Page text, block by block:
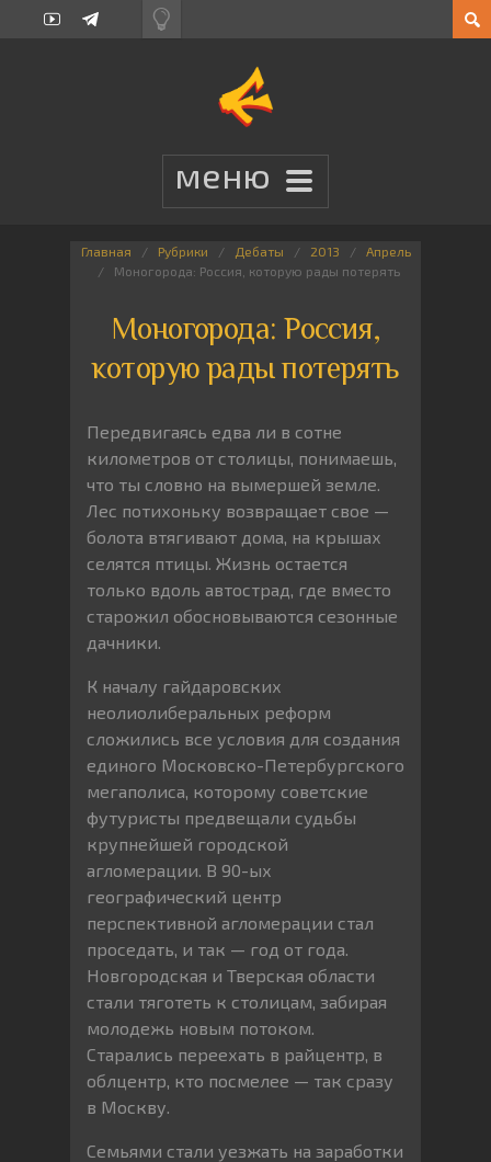
Главная Рубрики Дебаты 2013
Апрель
Моногорода: Россия, которую рады потерять
Моногорода: Россия,
которую рады потерять
Передвигаясь едва ли в сотне
километров от столицы, понимаешь,
что ты словно на вымершей земле.
Лес потихоньку возвращает свое —
болота втягивают дома, на крышах
селятся птицы. Жизнь остается
только вдоль автострад, где вместо
старожил обосновываются сезонные
дачники.
К началу гайдаровских
неолиолиберальных реформ
сложились все условия для создания
единого Московско-Петербургского
мегаполиса, которому советские
футуристы предвещали судьбы
крупнейшей городской
агломерации. В 90-ых
географический центр
перспективной агломерации стал
проседать, и так — год от года.
Новгородская и Тверская области
стали тяготеть к столицам, забирая
молодежь новым потоком.
Старались переехать в райцентр, в
облцентр, кто посмелее — так сразу
в Москву.
Семьями стали уезжать на заработки